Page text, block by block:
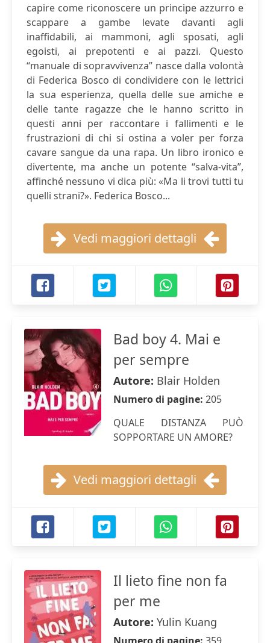
capire come riconoscere un principe azzurro e
scappare a gambe levate davanti agli
inaffidabili, ai mammoni, agli sposati, agli
egoisti, ai prepotenti e ai pazzi. Questo
“manuale di sopravvivenza” nasce dalla volontà
di Federica Bosco di condividere con le lettrici
la sua esperienza, quella delle sue amiche e
delle tante ragazze che le hanno scritto in
questi anni per raccontare i fallimenti e le
frustrazioni di chi si ostina a voler per forza
cavare sangue da una rapa. Un libro ironico e
divertente, ma anche un potente “salva-vita”,
affinché nessuno vi dica più: «Ma li trovi tutti tu
quelli strani?». Federica Bosco...
Vedi maggiori dettagli
Bad boy 4. Mai e
per sempre
Autore: Blair Holden
Numero di pagine: 205
QUALE DISTANZA PUÒ
SOPPORTARE UN AMORE?
Vedi maggiori dettagli
Il lieto fine non fa
per me
Autore: Yulin Kuang